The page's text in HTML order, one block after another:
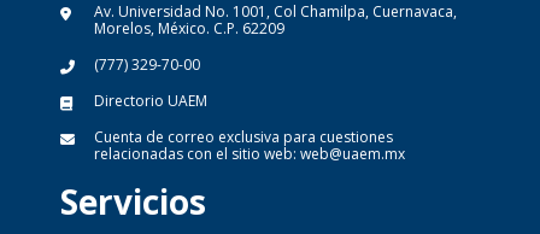
Av. Universidad No. 1001, Col Chamilpa, Cuernavaca,
Morelos, México. C.P. 62209
(777) 329-70-00
Directorio UAEM
Cuenta de correo exclusiva para cuestiones
relacionadas con el sitio web: web@uaem.mx
Servicios